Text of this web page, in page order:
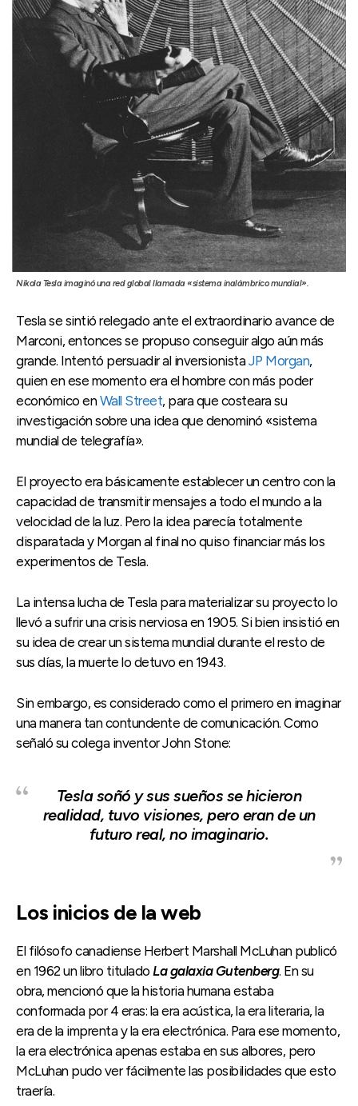
Nikola Tesla imaginó una red global llamada «sistema inalámbrico mundial».
Tesla se sintió relegado ante el extraordinario avance de
Marconi, entonces se propuso conseguir algo aún más
grande. Intentó persuadir al inversionistaJP Morgan,
quien en ese momento era el hombre con más poder
económico enWall Street, para que costeara su
investigación sobre una idea que denominó «sistema
mundial de telegrafía».
El proyecto era básicamente establecer un centro con la
capacidad de transmitir mensajes a todo el mundo a la
velocidad de la luz. Pero la idea parecía totalmente
disparatada y Morgan al final no quiso financiar más los
experimentos de Tesla.
La intensa lucha de Tesla para materializar su proyecto lo
llevó a sufrir una crisis nerviosa en 1905. Si bien insistió en
su idea de crear un sistema mundial durante el resto de
sus días, la muerte lo detuvo en 1943.
Sin embargo, es considerado como el primero en imaginar
una manera tan contundente de comunicación. Como
señaló su colega inventor John Stone:
Tesla soñó y sus sueños se hicieron
realidad, tuvo visiones, pero eran de un
futuro real, no imaginario.
Los inicios de la web
El filósofo canadiense Herbert Marshall McLuhan publicó
en 1962 un libro titulado La galaxia Gutenberg. En su
obra, mencionó que la historia humana estaba
conformada por 4 eras: la era acústica, la era literaria, la
era de la imprenta y la era electrónica. Para ese momento,
la era electrónica apenas estaba en sus albores, pero
McLuhan pudo ver fácilmente las posibilidades que esto
traería.